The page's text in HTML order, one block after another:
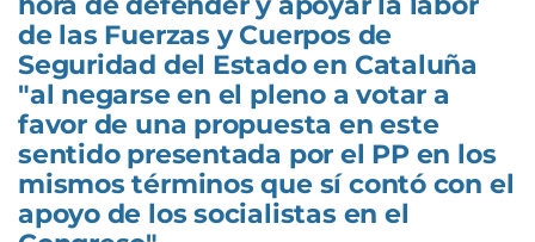
de las Fuerzas y Cuerpos de
Seguridad del Estado en Cataluña
"al negarse en el pleno a votar a
favor de una propuesta en este
sentido presentada por el PP en los
mismos términos que sí contó con el
apoyo de los socialistas en el